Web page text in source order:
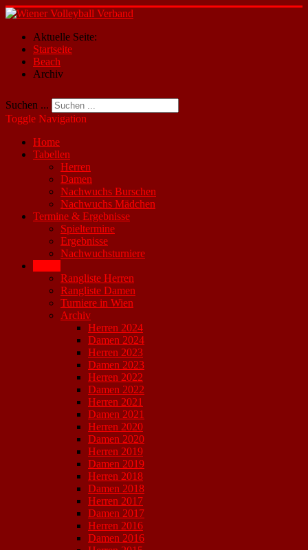
Aktuelle Seite:
Startseite
Beach
Archiv
Suchen ...
Toggle Navigation
Home
Tabellen
Herren
Damen
Nachwuchs Burschen
Nachwuchs Mädchen
Termine & Ergebnisse
Spieltermine
Ergebnisse
Nachwuchsturniere
Rangliste Herren
Rangliste Damen
Turniere in Wien
Archiv
Herren 2024
Damen 2024
Herren 2023
Damen 2023
Herren 2022
Damen 2022
Herren 2021
Damen 2021
Herren 2020
Damen 2020
Herren 2019
Damen 2019
Herren 2018
Damen 2018
Herren 2017
Damen 2017
Herren 2016
Damen 2016